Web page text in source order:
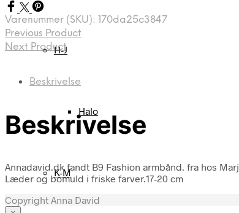
H-J
Halo
K-M
Varenummer (SKU): 170da25c3847
Previous Product
Next Product
Beskrivelse
Beskrivelse
Annadavid.dk fandt B9 Fashion armbånd. fra hos
Læder og bomuld i friske farver.17-20 cm
Copyright Anna David